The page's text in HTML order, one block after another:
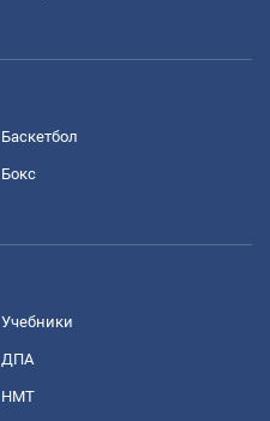
Баскетбол
Бокс
Учебники
ДПА
НМТ